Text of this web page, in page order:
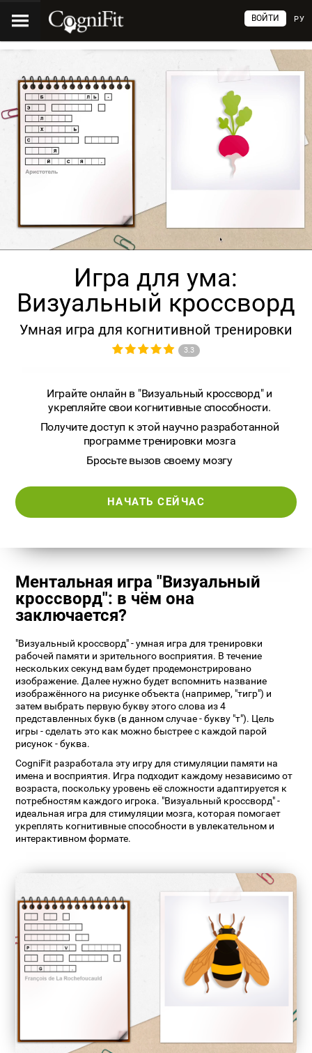
РУ
ВОЙТИ
Игра для ума:
Визуальный кроссворд
Умная игра для когнитивной тренировки
3.3
Играйте онлайн в "Визуальный кроссворд" и
укрепляйте свои когнитивные способности.
Получите доступ к этой научно разработанной
программе тренировки мозга
Бросьте вызов своему мозгу
НАЧАТЬ СЕЙЧАС
Ментальная игра "Визуальный
кроссворд": в чём она
заключается?
"Визуальный кроссворд" - умная игра для тренировки
рабочей памяти и зрительного восприятия. В течение
нескольких секунд вам будет продемонстрировано
изображение. Далее нужно будет вспомнить название
изображённого на рисунке объекта (например, "тигр") и
затем выбрать первую букву этого слова из 4
представленных букв (в данном случае - букву "т"). Цель
игры - сделать это как можно быстрее с каждой парой
рисунок - буква.
CogniFit разработала эту игру для стимуляции памяти на
имена и восприятия. Игра подходит каждому независимо от
возраста, поскольку уровень её сложности адаптируется к
потребностям каждого игрока. "Визуальный кроссворд" -
идеальная игра для стимуляции мозга, которая помогает
укреплять когнитивные способности в увлекательном и
интерактивном формате.